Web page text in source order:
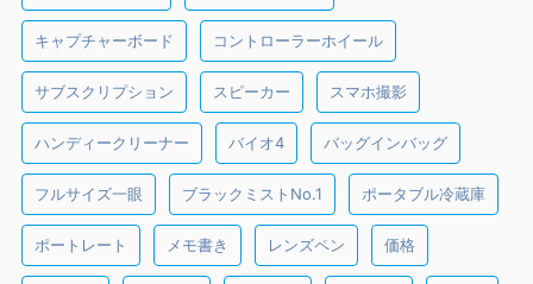
キャプチャーボード コントローラーホイール
サブスクリプション スピーカー スマホ撮影
ハンディークリーナー バイオ4 バッグインバッグ
フルサイズ一眼 ブラックミストNo.1 ポータブル冷蔵庫
ポートレート メモ書き レンズペン 価格